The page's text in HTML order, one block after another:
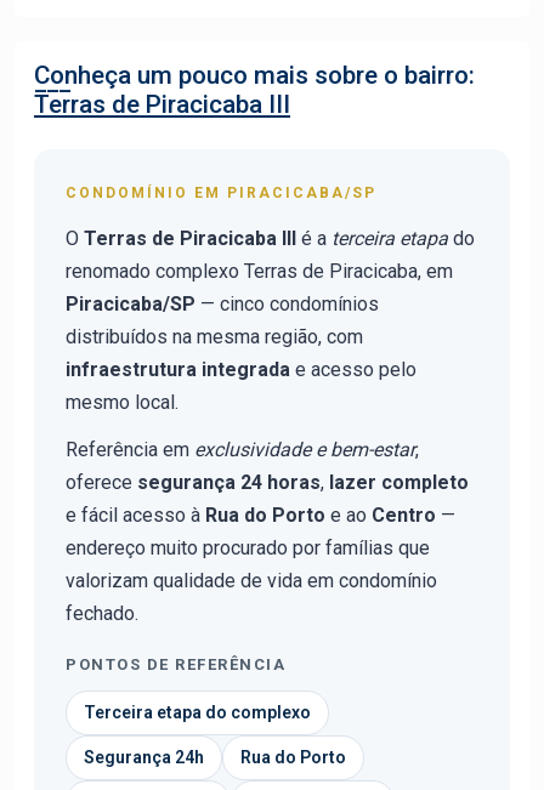
Conheça um pouco mais sobre o bairro:
Terras de Piracicaba III
CONDOMÍNIO EM PIRACICABA/SP
O Terras de Piracicaba III é a terceira etapa do
renomado complexo Terras de Piracicaba, em
Piracicaba/SP — cinco condomínios
distribuídos na mesma região, com
infraestrutura integrada e acesso pelo
mesmo local.
Referência em exclusividade e bem-estar,
oferece segurança 24 horas, lazer completo
e fácil acesso à Rua do Porto e ao Centro —
endereço muito procurado por famílias que
valorizam qualidade de vida em condomínio
fechado.
PONTOS DE REFERÊNCIA
Terceira etapa do complexo
Segurança 24h Rua do Porto